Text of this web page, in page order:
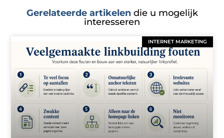
Gerelateerde artikelendie u mogelijk
interesseren
INTERNET MARKETING